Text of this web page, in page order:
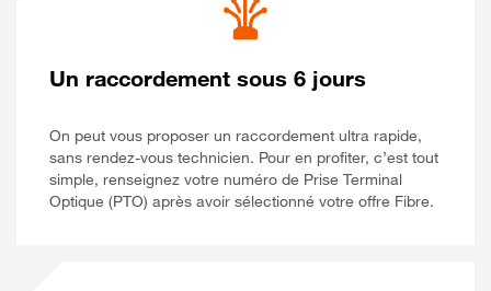
Un raccordement sous 6 jours
On peut vous proposer un raccordement ultra rapide,
sans rendez-vous technicien. Pour en profiter, c’est tout
simple, renseignez votre numéro de Prise Terminal
Optique (PTO) après avoir sélectionné votre offre Fibre.